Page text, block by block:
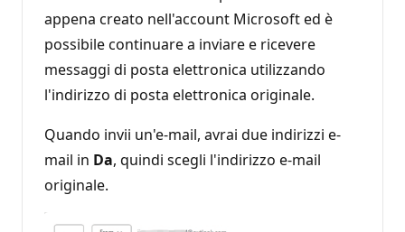
appena creato nell'account Microsoft ed è
possibile continuare a inviare e ricevere
messaggi di posta elettronica utilizzando
l'indirizzo di posta elettronica originale.
Quando invii un'e-mail, avrai due indirizzi e-
mail in Da, quindi scegli l'indirizzo e-mail
originale.